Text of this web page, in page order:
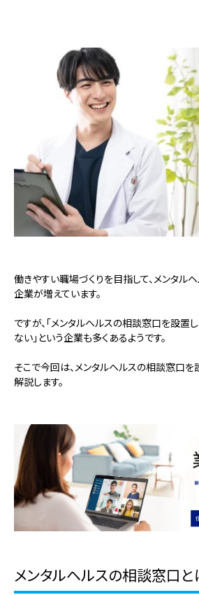
働きやすい職場づくりを目指して、メンタル
企業が増えています。
ですが、「メンタルヘルスの相談窓口を設置
ない」という企業も多くあるようです。
そこで今回は、メンタルヘルスの相談窓口を
解説します。
メンタルヘルスの相談窓口と